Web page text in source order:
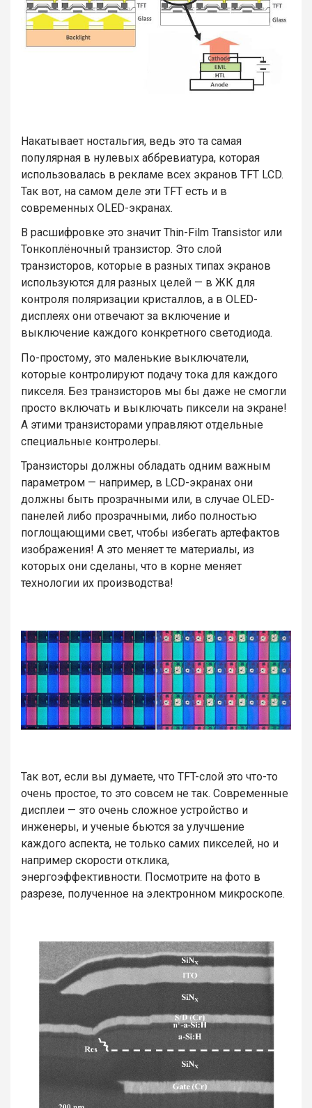
Накатывает ностальгия, ведь это та самая
популярная в нулевых аббревиатура, которая
использовалась в рекламе всех экранов TFT LCD.
Так вот, на самом деле эти TFT есть и в
современных OLED-экранах.
В расшифровке это значит Thin-Film Transistor или
Тонкоплёночный транзистор. Это слой
транзисторов, которые в разных типах экранов
используются для разных целей — в ЖК для
контроля поляризации кристаллов, а в OLED-
дисплеях они отвечают за включение и
выключение каждого конкретного светодиода.
По-простому, это маленькие выключатели,
которые контролируют подачу тока для каждого
пикселя. Без транзисторов мы бы даже не смогли
просто включать и выключать пиксели на экране!
А этими транзисторами управляют отдельные
специальные контролеры.
Транзисторы должны обладать одним важным
параметром — например, в LCD-экранах они
должны быть прозрачными или, в случае OLED-
панелей либо прозрачными, либо полностью
поглощающими свет, чтобы избегать артефактов
изображения! А это меняет те материалы, из
которых они сделаны, что в корне меняет
технологии их производства!
Так вот, если вы думаете, что TFT-слой это что-то
очень простое, то это совсем не так. Современные
дисплеи — это очень сложное устройство и
инженеры, и ученые бьются за улучшение
каждого аспекта, не только самих пикселей, но и
например скорости отклика,
энергоэффективности. Посмотрите на фото в
разрезе, полученное на электронном микроскопе.